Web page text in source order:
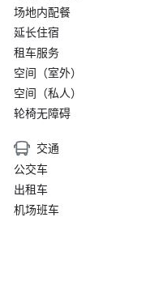
场地内配餐
延长住宿
租车服务
空间（室外）
空间（私人）
轮椅无障碍
交通
公交车
出租车
机场班车